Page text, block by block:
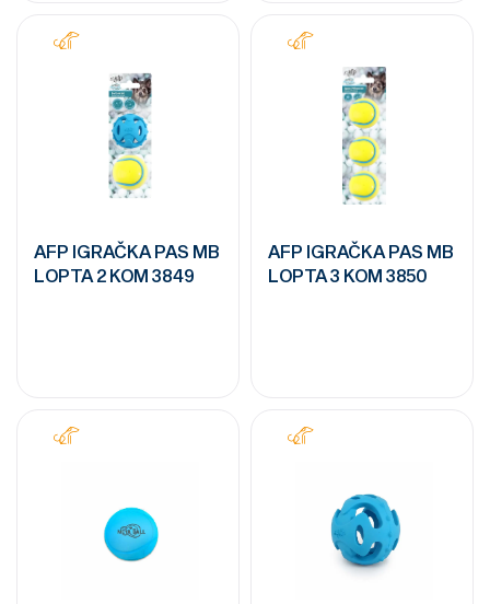
AFP IGRAČKA PAS MB
LOPTA 2 KOM 3849
AFP IGRAČKA PAS MB
LOPTA 3 KOM 3850